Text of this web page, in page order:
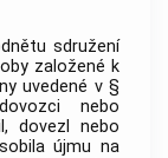
sdružení
založené k
uvedené v §
nebo
dovezl nebo
újmu na